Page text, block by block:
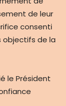
de leur
consenti
objectifs de la
le Président